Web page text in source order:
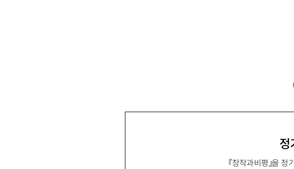
정
『창작과비평』을
뮤지컬 전문지 『더뮤지컬』 편집장.